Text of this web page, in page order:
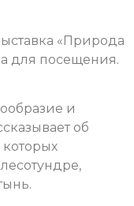
«Природа
для посещения.
и
об